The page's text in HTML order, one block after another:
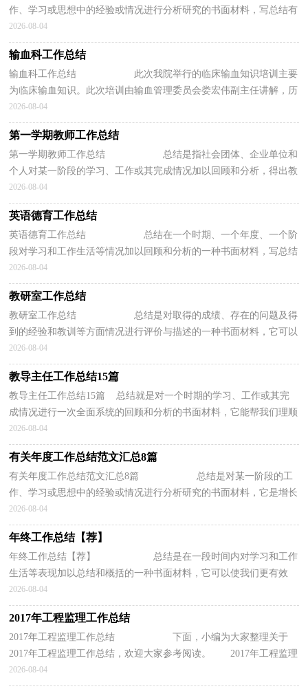
作、学习或思想中的经验或情况进行分析研究的书面材料，写总结有
利于我们学习和工作能力的提高，因此我...
2026-08-04
输血科工作总结
输血科工作总结 此次我院举行的临床输血知识培训主要
为临床输血知识。此次培训由输血管理委员会娄宏伟副主任讲解，历
时2小时。以下内容是小编为您精心整...
2026-08-04
第一学期教师工作总结
第一学期教师工作总结 总结是指社会团体、企业单位和
个人对某一阶段的学习、工作或其完成情况加以回顾和分析，得出教
训和一些规律性认识的一种书面材料，...
2026-08-04
英语德育工作总结
英语德育工作总结 总结在一个时期、一个年度、一个阶
段对学习和工作生活等情况加以回顾和分析的一种书面材料，写总结
有利于我们学习和工作能力的提高，因...
2026-08-04
教研室工作总结
教研室工作总结 总结是对取得的成绩、存在的问题及得
到的经验和教训等方面情况进行评价与描述的一种书面材料，它可以
提升我们发现问题的能力，让我们抽出...
2026-08-04
教导主任工作总结15篇
教导主任工作总结15篇 总结就是对一个时期的学习、工作或其完
成情况进行一次全面系统的回顾和分析的书面材料，它能帮我们理顺
知识结构，突出重点，突破难点，因此，让我们写一份总...
2026-08-04
有关年度工作总结范文汇总8篇
有关年度工作总结范文汇总8篇 总结是对某一阶段的工
作、学习或思想中的经验或情况进行分析研究的书面材料，它是增长
才干的一种好办法，不如立即行动起来写...
2026-08-04
年终工作总结【荐】
年终工作总结【荐】 总结是在一段时间内对学习和工作
生活等表现加以总结和概括的一种书面材料，它可以使我们更有效
率，是时候写一份总结了。但是总结有什...
2026-08-04
2017年工程监理工作总结
2017年工程监理工作总结 下面，小编为大家整理关于
2017年工程监理工作总结，欢迎大家参考阅读。 2017年工程监理
工作总结一xx年年10月，我从神华煤直接液...
2026-08-04